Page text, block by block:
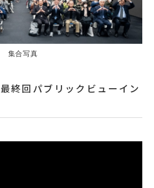
集合写真
終回パブリックビューイン